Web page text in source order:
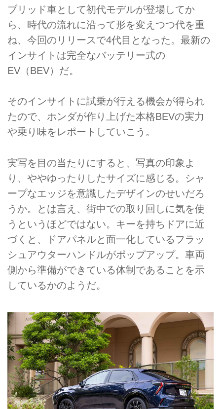
ブリッド車として初代モデルが登場してか
ら、時代の流れに沿って形を変えつつ代を重
ね、今回のリリースで4代目となった。最新の
インサイトは完全なバッテリー式の
EV（BEV）だ。
そのインサイトに試乗が行える機会が得られ
たので、ホンダが作り上げた本格BEVの実力
や乗り味をレポートしていこう。
実写を目の当たりにすると、写真の印象よ
り、ややゆったりしたサイズに感じる。シャ
ープなエッジを意識したデザインのせいだろ
うか。とは言え、街中での取り回しに気を使
うというほどではない。キーを持ちドアに近
づくと、ドアパネルと面一化しているフラッ
シュアウターハンドルがポップアップ。車両
側から準備ができている体制であることを示
しているかのようだ。